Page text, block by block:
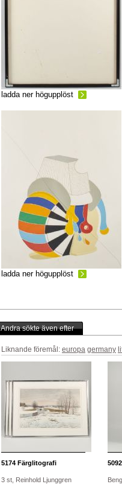
ladda ner högupplöst
ladda ner högupplöst
Andra sökte även efter
Liknande föremål: europa germany
5174 Färglitografi
3 st, Reinhold Ljunggren
5092